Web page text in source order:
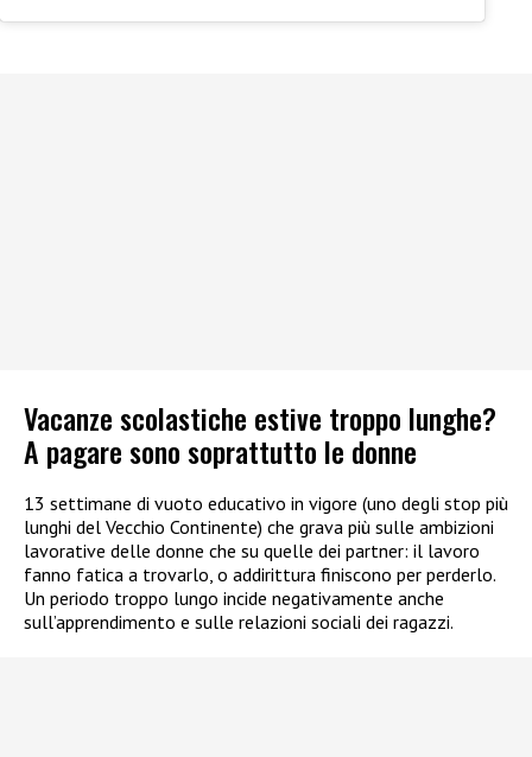
Vacanze scolastiche estive troppo lunghe?
A pagare sono soprattutto le donne
13 settimane di vuoto educativo in vigore (uno degli stop più
lunghi del Vecchio Continente) che grava più sulle ambizioni
lavorative delle donne che su quelle dei partner: il lavoro
fanno fatica a trovarlo, o addirittura finiscono per perderlo.
Un periodo troppo lungo incide negativamente anche
sull’apprendimento e sulle relazioni sociali dei ragazzi.